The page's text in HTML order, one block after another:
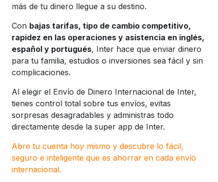
más de tu dinero llegue a su destino.
Con bajas tarifas, tipo de cambio competitivo,
rapidez en las operaciones y asistencia en inglés,
español y portugués, Inter hace que enviar dinero
para tu familia, estudios o inversiones sea fácil y sin
complicaciones.
Al elegir el Envío de Dinero Internacional de Inter,
tienes control total sobre tus envíos, evitas
sorpresas desagradables y administras todo
directamente desde la super app de Inter.
Abre tu cuenta hoy mismo y descubre lo fácil,
seguro e inteligente que es ahorrar en cada envío
internacional.